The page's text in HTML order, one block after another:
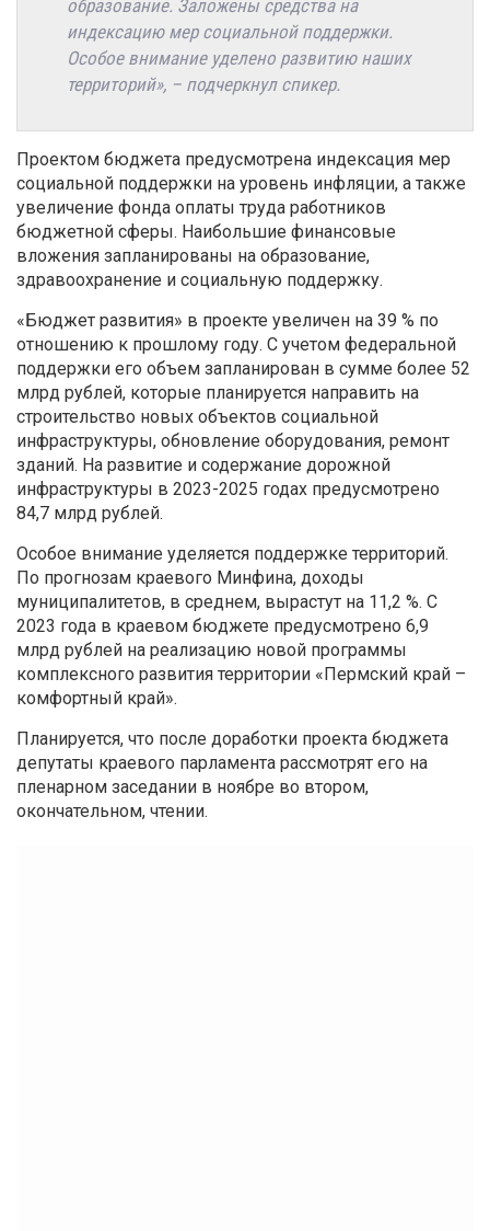
образование. Заложены средства на
индексацию мер социальной поддержки.
Особое внимание уделено развитию наших
территорий», – подчеркнул спикер.
Проектом бюджета предусмотрена индексация мер
социальной поддержки на уровень инфляции, а также
увеличение фонда оплаты труда работников
бюджетной сферы. Наибольшие финансовые
вложения запланированы на образование,
здравоохранение и социальную поддержку.
«Бюджет развития» в проекте увеличен на 39 % по
отношению к прошлому году. С учетом федеральной
поддержки его объем запланирован в сумме более 52
млрд рублей, которые планируется направить на
строительство новых объектов социальной
инфраструктуры, обновление оборудования, ремонт
зданий. На развитие и содержание дорожной
инфраструктуры в 2023-2025 годах предусмотрено
84,7 млрд рублей.
Особое внимание уделяется поддержке территорий.
По прогнозам краевого Минфина, доходы
муниципалитетов, в среднем, вырастут на 11,2 %. С
2023 года в краевом бюджете предусмотрено 6,9
млрд рублей на реализацию новой программы
комплексного развития территории «Пермский край –
комфортный край».
Планируется, что после доработки проекта бюджета
депутаты краевого парламента рассмотрят его на
пленарном заседании в ноябре во втором,
окончательном, чтении.